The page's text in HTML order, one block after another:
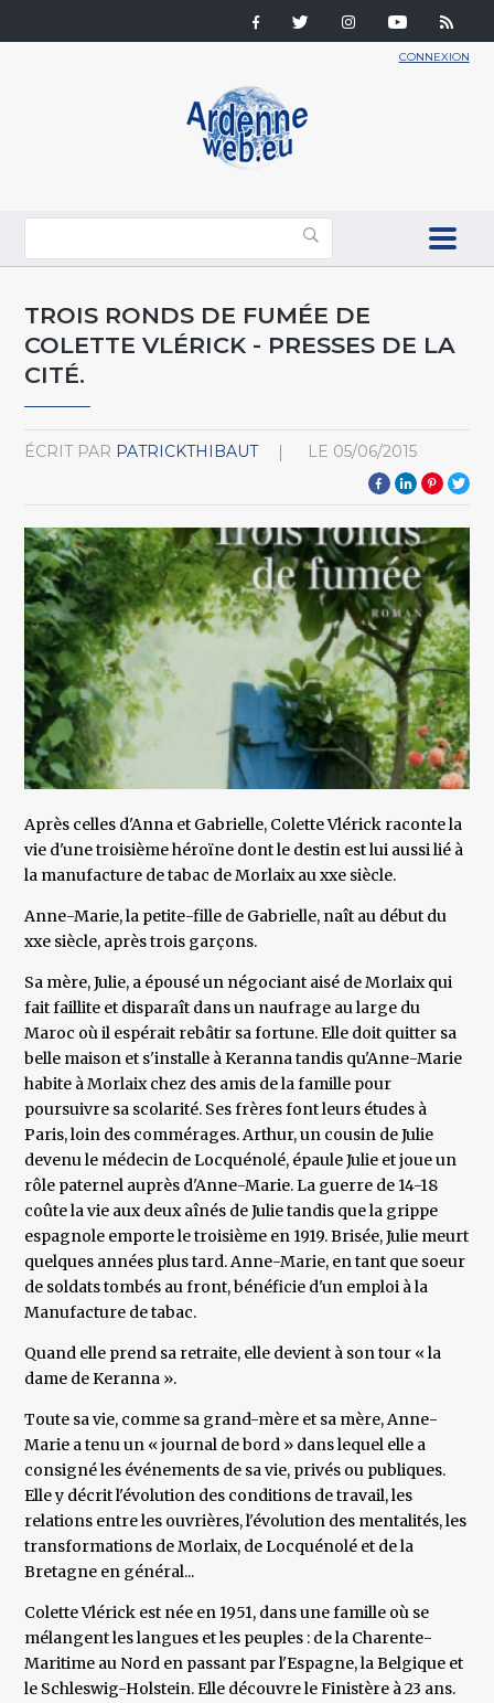
CONNEXION
TROIS RONDS DE FUMÉE DE
COLETTE VLÉRICK - PRESSES DE LA
CITÉ.
ÉCRIT PAR PATRICKTHIBAUT LE 05/06/2015
Après celles d'Anna et Gabrielle, Colette Vlérick raconte la
vie d'une troisième héroïne dont le destin est lui aussi lié à
la manufacture de tabac de Morlaix au xxe siècle.
Anne-Marie, la petite-fille de Gabrielle, naît au début du
xxe siècle, après trois garçons.
Sa mère, Julie, a épousé un négociant aisé de Morlaix qui
fait faillite et disparaît dans un naufrage au large du
Maroc où il espérait rebâtir sa fortune. Elle doit quitter sa
belle maison et s'installe à Keranna tandis qu'Anne-Marie
habite à Morlaix chez des amis de la famille pour
poursuivre sa scolarité. Ses frères font leurs études à
Paris, loin des commérages. Arthur, un cousin de Julie
devenu le médecin de Locquénolé, épaule Julie et joue un
rôle paternel auprès d'Anne-Marie. La guerre de 14-18
coûte la vie aux deux aînés de Julie tandis que la grippe
espagnole emporte le troisième en 1919. Brisée, Julie meurt
quelques années plus tard. Anne-Marie, en tant que soeur
de soldats tombés au front, bénéficie d'un emploi à la
Manufacture de tabac.
Quand elle prend sa retraite, elle devient à son tour « la
dame de Keranna ».
Toute sa vie, comme sa grand-mère et sa mère, Anne-
Marie a tenu un « journal de bord » dans lequel elle a
consigné les événements de sa vie, privés ou publiques.
Elle y décrit l'évolution des conditions de travail, les
relations entre les ouvrières, l'évolution des mentalités, les
transformations de Morlaix, de Locquénolé et de la
Bretagne en général...
Colette Vlérick est née en 1951, dans une famille où se
mélangent les langues et les peuples : de la Charente-
Maritime au Nord en passant par l'Espagne, la Belgique et
le Schleswig-Holstein. Elle découvre le Finistère à 23 ans.